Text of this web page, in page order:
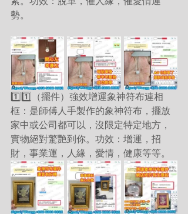
勢。
1️⃣1️⃣（擺件）強效增運象神符布連相
框：是師傅人手製作的象神符布，擺放
家中或公司都可以，沒限定特定地方，
實物絕對驚艷到你。功效：增運，招
財，事業運，人緣，愛情，健康等等。